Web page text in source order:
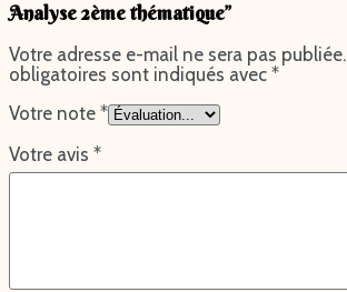
Analyse 2ème thématique”
Votre adresse e-mail ne sera pas publiée.
obligatoires sont indiqués avec *
Votre note *
Votre avis *